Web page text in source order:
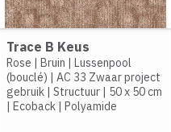
Trace B Keus
Rose | Bruin | Lussenpool
(bouclé) | AC 33 Zwaar project
gebruik| Structuur| 50 x 50 cm
| Ecoback| Polyamide